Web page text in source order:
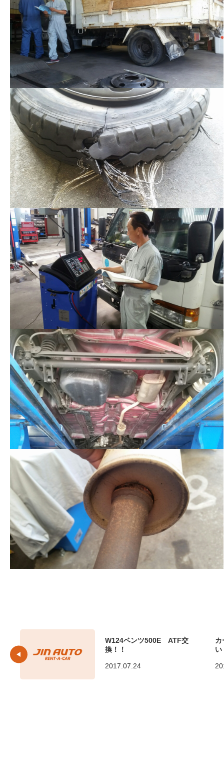
W124ベンツ500E ATF交
換！！
2017.07.24
カ
い